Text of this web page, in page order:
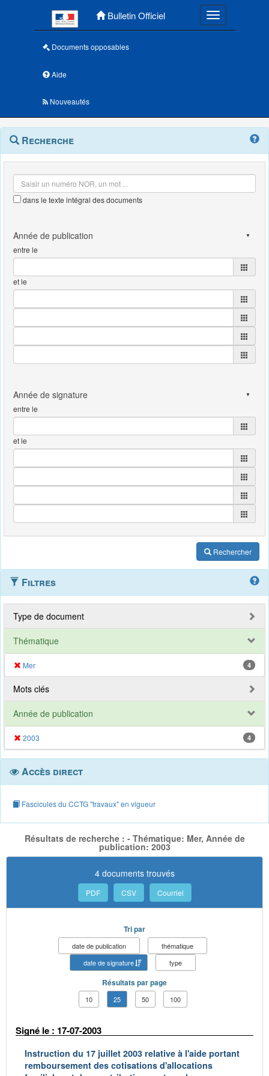
Bulletin Officiel Toggle
Documents opposables
Aide
Nouveautés
Navigation
outils
Menu
contextuel
Recherche
dans le texte intégral des documents
entre le
et le
entre le
et le
Rechercher
Filtres
Type de document
Thématique
Mer 4
Mots clés
Année de publication
2003 4
Accès direct
Fascicules du CCTG "travaux" en vigueur
Résultats de recherche : - Thématique: Mer, Année de
publication: 2003
4 documents trouvés
PDF CSV Courriel
Tri par
date de publication
thématique
date de signature
type
Résultats par page
10 25 50 100
Signé le : 17-07-2003
Instruction du 17 juillet 2003 relative à l'aide portant
remboursement des cotisations d'allocations